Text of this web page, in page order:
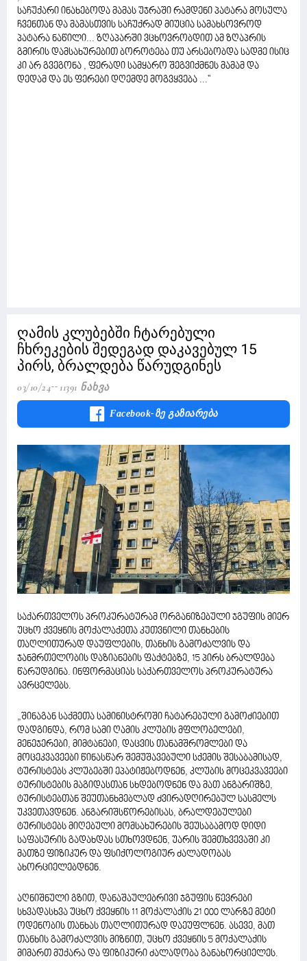
საჩუქარი ინახებოდა მამას უჯრაში რამდენი პატარა მოსულა
ჩვენთან და მამასთვის საჩუქრად მიუცია სამახსოვროდ
პატარა ნაწილი... ზღაპარში ვცხოვრობდით ამ ზღაპრის
გმირის დამსახურებით ბოროტება თუ არსებობდა სადმე ისიც
კი არ გვეგონა , ფერადი სამყარო შეგვიქმნეს მამამ და
დედამ და ეს ფერები დღემდე მოგვყვება ...''
ღამის კლუბებში ჩტარებული
ჩხრეკების შედეგად დაკავებულ 15
პირს, ბრალდება წარუდგინეს
03/10/24 11391 Ნახვა
Facebook-Ზე Გაზიარება
საქართველოს პროკურატურამ ორგანიზებული ჯგუფის მიერ
უცხო ქვეყნის მოქალაქეთა კუთვნილი თანხების
თაღლითურად დაუფლების, თანხის გამოძალვის და
ჯანმრთელობის დაზიანების ფაქტებზე, 15 პირს ბრალდება
წარუდგინა. ინფორმაციას საქართველოს პროკურატურა
ავრცელებს.
„შინაგან საქმეთა სამინისტროში ჩატარებული გამოძიებით
დადგინდა, რომ სამი ღამის კლუბის მფლობელები,
მენეჯერები, მიმტანები, დაცვის თანამშრომლები და
მოცეკვავეები წინასწარ შემუშავებული სქემის შესაბამისად,
ტურისტებს კლუბებში ეპატიჟებოდნენ, კლუბის მოცეკვავეები
ტურისტების მაგიდასთან სხდებოდნენ და მათ ანგარიშზე,
ტურისტებთან შეუთანხმებლად ძვირადღირებულ სასმელს
უკვეთავდნენ. ანგარიშსწორებისას, ბრალდებულები
ტურისტებს მიღებული მომსახურების შეუსაბამოდ დიდი
საფასურის გადახდას სთხოვდნენ, უარის შემთხვევაში კი
მათზე ფიზიკურ და ფსიქოლოგიურ ძალადობას
ახორციელებდნენ.
აღნიშნული გზით, დანაშაულებრივი ჯგუფის წევრები
სხვადასხვა უცხო ქვეყნის 11 მოქალაქის 21 000 ლარზე მეტი
ოდენობის თანხას თაღლითურად დაეუფლნენ. ასევე, მათ
თანხის გამოძალვის მიზნით, უცხო ქვეყნის 5 მოქალაქის
მიმართ მუქარა და ფიზიკური ძალადობა განახორციელეს.